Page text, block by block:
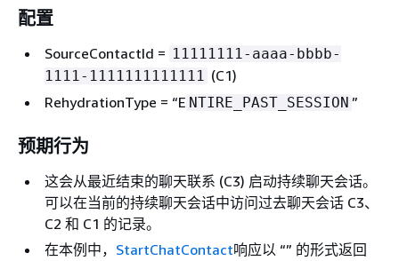
配置
SourceContactId = 11111111-aaaa-bbbb-
1111-1111111111111 (C1)
RehydrationType = “E NTIRE_PAST_SESSION ”
预期行为
这会从最近结束的聊天联系 (C3) 启动持续聊天会话。
可以在当前的持续聊天会话中访问过去聊天会话 C3、
C2 和 C1 的记录。
在本例中， StartChatContact响应以 “” 的形式返回